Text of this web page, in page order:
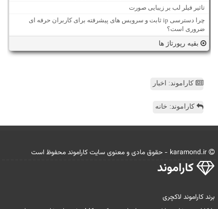
تاثیر فیلر لب بر زیبایی صورت
چرا دسترسی ip ثابت و سرویس های پیشرفته برای کاربران حرفه ای
ضروری است؟
بقیه رپورتاژ ها
کاراموند: اخبار
کاراموند: خانه
كاراموند
برند کاراموند لاکچری